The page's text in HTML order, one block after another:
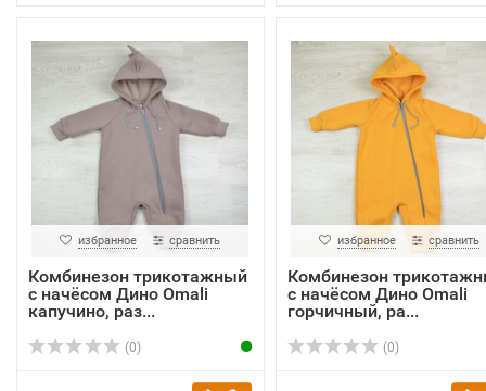
избранное сравнить
Комбинезон трикотажный
с начёсом Дино Omali
капучино, раз...
(0)
избранное сравнить
Комбинезон
с начёсом Дино Omali
горчичный, ра...
(0)